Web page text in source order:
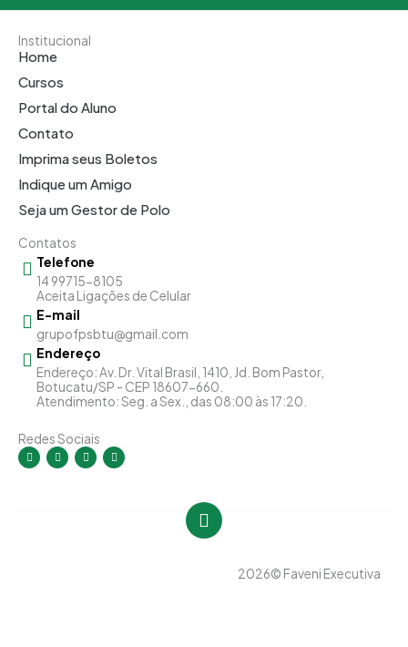
Institucional
Home
Cursos
Portal do Aluno
Contato
Imprima seus Boletos
Indique um Amigo
Seja um Gestor de Polo
Contatos
Telefone
14 99715-8105
Aceita Ligações de Celular
E-mail
grupofpsbtu@gmail.com
Endereço
Endereço: Av. Dr. Vital Brasil, 1410, Jd. Bom Pastor,
Botucatu/SP - CEP 18607-660.
Atendimento: Seg. a Sex., das 08:00 às 17:20.
Redes Sociais
I
n
s
F
a
c
Y
o
u
L
i
n
2026© Faveni Executiva